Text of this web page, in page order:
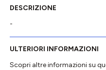
DESCRIZIONE
-
ULTERIORI INFORMAZIONI
Scopri altre informazioni su